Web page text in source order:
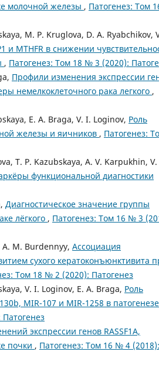
молочной железы , Патогенез: Том
M. P. Kruglova, D. A. Ryabchikov,
и MTHFR в снижении
, Патогенез: Том 18 № 3 (2020):
Профили изменения экспрессии
немелкоклеточного рака легкого ,
E. A. Braga, V. I. Loginov, Роль
железы и яичников , Патогенез:
T. P. Kazubskaya, A. V. Karpukhin, V.
функциональной диагностики
Диагностическое значение группы
лёгкого , Патогенез: Том 16 № 3
A. M. Burdennyy, Ассоциация
сухого кератоконъюнктивита
Том 18 № 2 (2020): Патогенез
V. I. Loginov, E. A. Braga, Роль
MIR-107 и MIR-1258 в
экспрессии генов RASSF1A,
почки , Патогенез: Том 16 № 4 (2018):